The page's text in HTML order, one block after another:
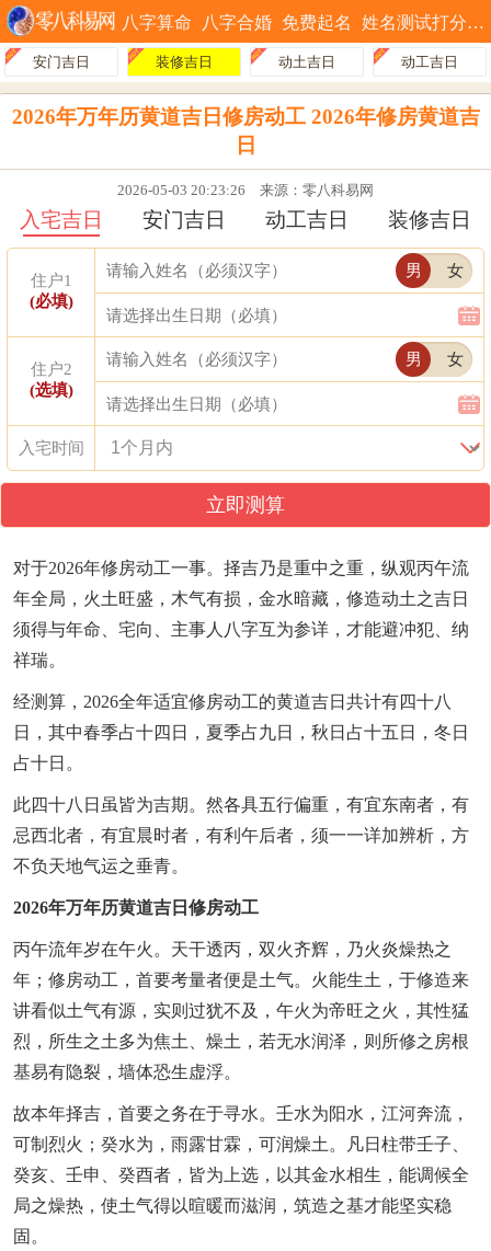
八字算命 八字合婚 免费起名 姓名测试打分
安门吉日 装修吉日 动土吉日 动工吉日
2026年万年历黄道吉日修房动工 2026年修房黄道吉
日
2026-05-03 20:23:26 来源：零八科易网
入宅吉日 安门吉日 动工吉日 装修吉日
住户1
(必填)
男 女
住户2
(选填)
男 女
入宅时间
立即测算
对于2026年修房动工一事。择吉乃是重中之重，纵观丙午流
年全局，火土旺盛，木气有损，金水暗藏，修造动土之吉日
须得与年命、宅向、主事人八字互为参详，才能避冲犯、纳
祥瑞。
经测算，2026全年适宜修房动工的黄道吉日共计有四十八
日，其中春季占十四日，夏季占九日，秋日占十五日，冬日
占十日。
此四十八日虽皆为吉期。然各具五行偏重，有宜东南者，有
忌西北者，有宜晨时者，有利午后者，须一一详加辨析，方
不负天地气运之垂青。
2026年万年历黄道吉日修房动工
丙午流年岁在午火。天干透丙，双火齐辉，乃火炎燥热之
年；修房动工，首要考量者便是土气。火能生土，于修造来
讲看似土气有源，实则过犹不及，午火为帝旺之火，其性猛
烈，所生之土多为焦土、燥土，若无水润泽，则所修之房根
基易有隐裂，墙体恐生虚浮。
故本年择吉，首要之务在于寻水。壬水为阳水，江河奔流，
可制烈火；癸水为，雨露甘霖，可润燥土。凡日柱带壬子、
癸亥、壬申、癸酉者，皆为上选，以其金水相生，能调候全
局之燥热，使土气得以暄暖而滋润，筑造之基才能坚实稳
固。